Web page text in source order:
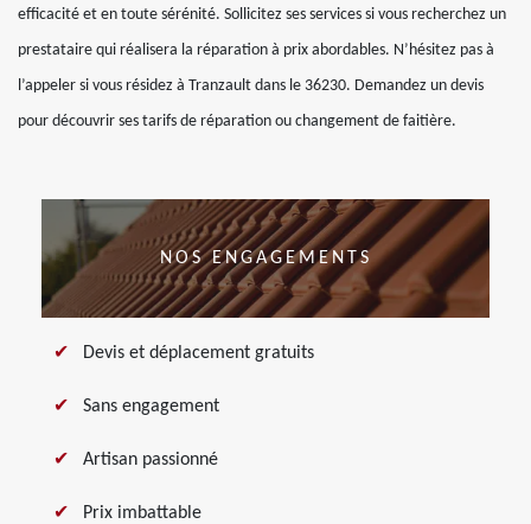
efficacité et en toute sérénité. Sollicitez ses services si vous recherchez un
prestataire qui réalisera la réparation à prix abordables. N’hésitez pas à
l’appeler si vous résidez à Tranzault dans le 36230. Demandez un devis
pour découvrir ses tarifs de réparation ou changement de faitière.
NOS ENGAGEMENTS
Devis et déplacement gratuits
Sans engagement
Artisan passionné
Prix imbattable